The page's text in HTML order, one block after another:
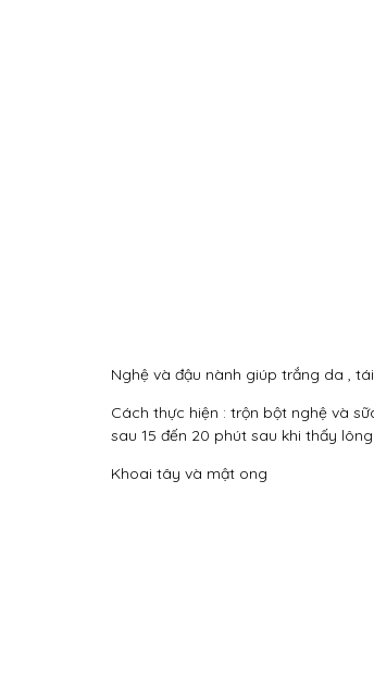
Nghệ và đậu nành giúp trắng da ,
Cách thực hiện : trộn bột nghệ và
sau 15 đến 20 phút sau khi thấy
Khoai tây và mật ong